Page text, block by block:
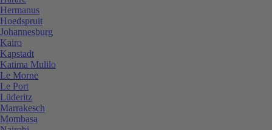
Hermanus
Hoedspruit
Johannesburg
Kairo
Kapstadt
Katima Mulilo
Le Morne
Le Port
Lüderitz
Marrakesch
Mombasa